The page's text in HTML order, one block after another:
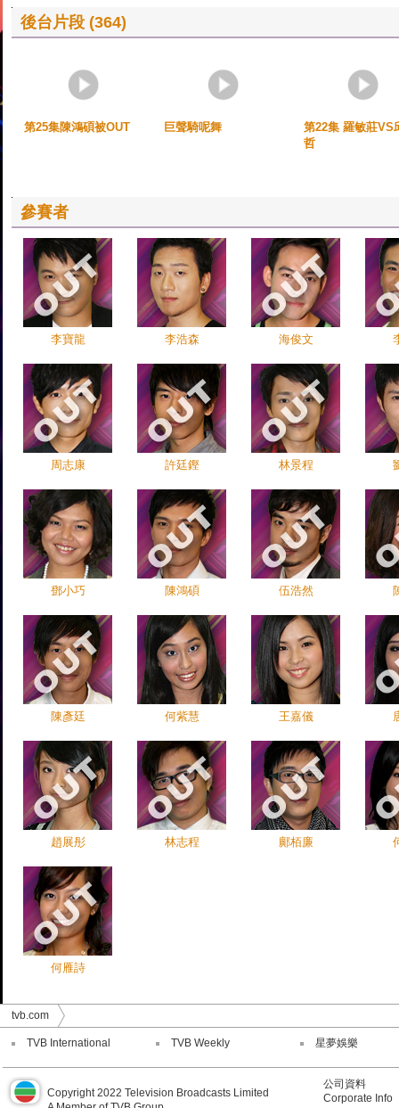
後台片段 (364)
第25集陳鴻碩被OUT 巨聲騎呢舞
第22集 羅敏莊VS
哲
參賽者
李寶龍 李浩森 海俊文
周志康 許廷鏗 林景程
鄧小巧 陳鴻碩 伍浩然
陳彥廷 何紫慧 王嘉儀
趙展彤 林志程 鄺栢廉
何雁詩
tvb.com
TVB International TVB Weekly 星夢娛樂
Copyright 2022 Television Broadcasts Limited
公司資料
Corporate Info